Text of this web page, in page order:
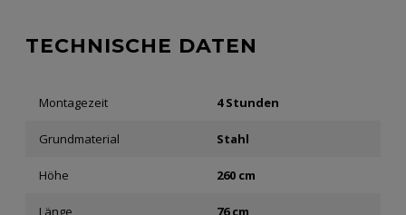
TECHNISCHE DATEN
Montagezeit 4 Stunden
Grundmaterial Stahl
Höhe 260 cm
Länge 76 cm